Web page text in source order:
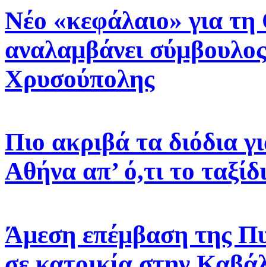
Νέο «κεφάλαιο» για
αναλαμβάνει
Χρυσούπολης
Πιο ακριβά τα διόδια
Αθήνα απ’ ό,τι το
Άμεση επέμβαση της